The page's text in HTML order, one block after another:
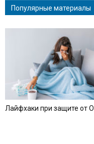
Популярные материалы
Лайфхаки при защите от